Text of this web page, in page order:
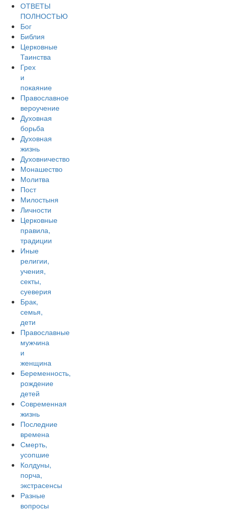
ОТВЕТЫ
ПОЛНОСТЬЮ
Бог
Библия
Церковные
Таинства
Грех
и
покаяние
Православное
вероучение
Духовная
борьба
Духовная
жизнь
Духовничество
Монашество
Молитва
Пост
Милостыня
Личности
Церковные
правила,
традиции
Иные
религии,
учения,
секты,
суеверия
Брак,
семья,
дети
Православные
мужчина
и
женщина
Беременность,
рождение
детей
Современная
жизнь
Последние
времена
Смерть,
усопшие
Колдуны,
порча,
экстрасенсы
Разные
вопросы